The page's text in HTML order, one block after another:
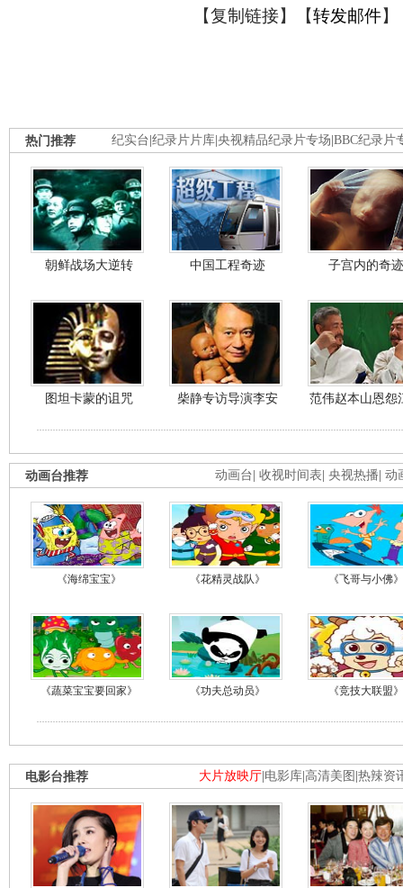
【复制链接】【转发邮件】
纪实台 纪录片片库 央视精品纪录片专场 BBC纪录片
热门推荐
朝鲜战场大逆转 中国工程奇迹 子宫内的奇迹
图坦卡蒙的诅咒 柴静专访导演李安 范伟赵本山恩怨
动画台 收视时间表 央视热播 动
动画台推荐
《海绵宝宝》 《花精灵战队》 《飞哥与小佛》
《蔬菜宝宝要回家》 《功夫总动员》 《竞技大联盟》
大片放映厅 电影库 高清美图 热辣资
电影台推荐